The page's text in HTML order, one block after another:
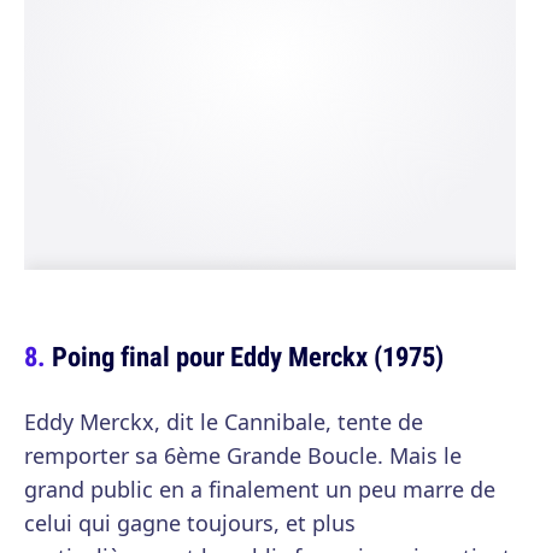
Poing final pour Eddy Merckx (1975)
Eddy Merckx, dit le Cannibale, tente de
remporter sa 6ème Grande Boucle. Mais le
grand public en a finalement un peu marre de
celui qui gagne toujours, et plus